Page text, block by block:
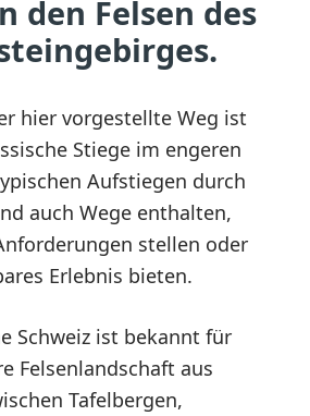
den Felsen des
hier vorgestellte Weg ist
Stiege im engeren
Aufstiegen durch
auch Wege enthalten,
stellen oder
Erlebnis bieten.
Schweiz ist bekannt für
Felsenlandschaft aus
Tafelbergen,